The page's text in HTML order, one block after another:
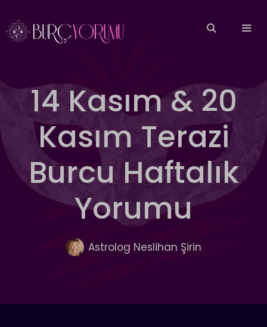
atla
14 Kasım & 20
Kasım Terazi
Burcu Haftalık
Yorumu
Astrolog Neslihan Şirin